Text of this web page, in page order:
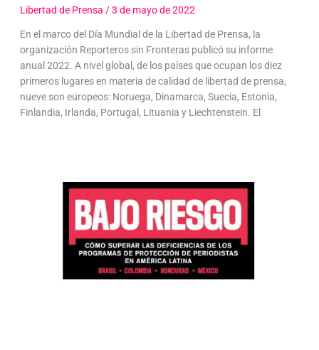
Libertad de Prensa /3 de mayo de 2022
En el marco del Día Mundial de la Libertad de Prensa, la
organización Reporteros sin Fronteras publicó su informe
anual 2022. A nivel global, de los países que ocupan los diez
primeros lugares en materia de calidad de libertad de prensa,
nueve son europeos: Noruega, Dinamarca, Suecia, Estonia,
Finlandia, Irlanda, Portugal, Lituania y Liechtenstein. El